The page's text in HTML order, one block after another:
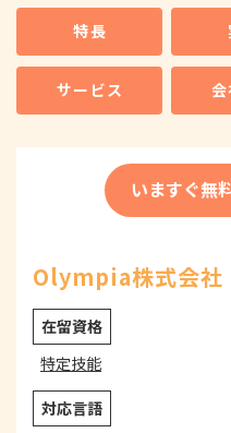
特長
サービス
いますぐ無
Olympia株式会社
在留資格
特定技能
対応言語